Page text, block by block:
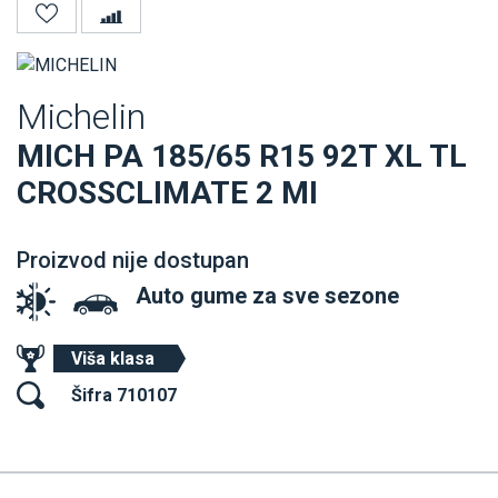
Michelin
MICH PA 185/65 R15 92T XL TL
CROSSCLIMATE 2 MI
Proizvod nije dostupan
Auto gume za sve sezone
Viša klasa
Šifra 710107